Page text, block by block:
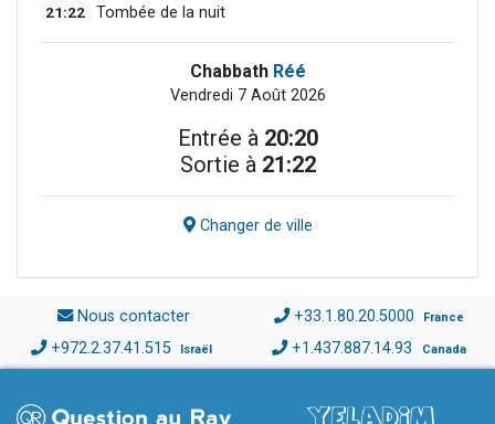
21:22 Tombée de la nuit
Chabbath Réé
Vendredi 7 Août 2026
Entrée à 20:20
Sortie à 21:22
Changer de ville
Nous contacter +33.1.80.20.5000 France
+972.2.37.41.515 Israël +1.437.887.14.93 Canada